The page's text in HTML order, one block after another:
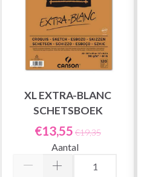
XL EXTRA-BLANC
SCHETSBOEK
€13,55 €19,35
Aantal